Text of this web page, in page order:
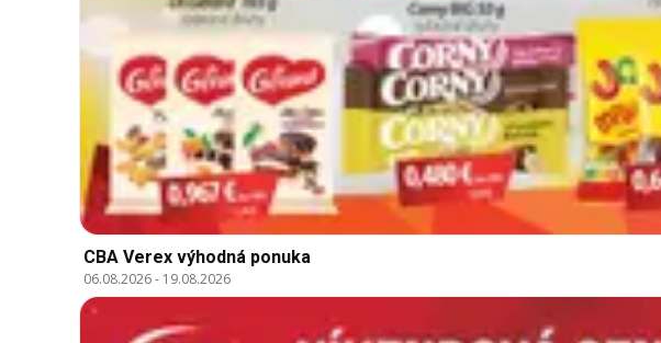
CBA Verex výhodná ponuka
06.08.2026- 19.08.2026